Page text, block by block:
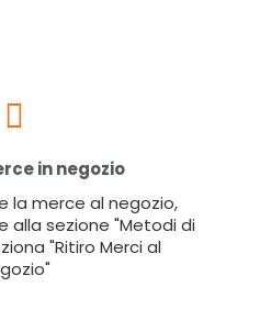
in negozio
la merce al negozio,
alla sezione "Metodi di
"Ritiro Merci al